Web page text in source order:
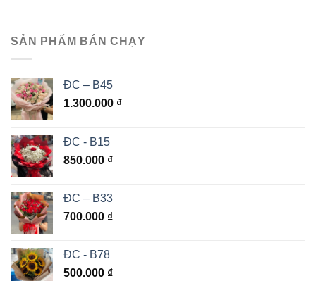
SẢN PHẨM BÁN CHẠY
ĐC – B45
1.300.000 ₫
ĐC - B15
850.000 ₫
ĐC – B33
700.000 ₫
ĐC - B78
500.000 ₫